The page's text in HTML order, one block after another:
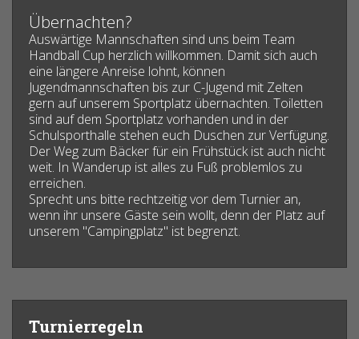
Übernachten?
Auswärtige Mannschaften sind uns beim Team
Handball Cup herzlich willkommen. Damit sich auch
eine längere Anreise lohnt, können
Jugendmannschaften bis zur C-Jugend mit Zelten
gern auf unserem Sportplatz übernachten. Toiletten
sind auf dem Sportplatz vorhanden und in der
Schulsporthalle stehen euch Duschen zur Verfügung.
Der Weg zum Bäcker für ein Frühstück ist auch nicht
weit. In Wanderup ist alles zu Fuß problemlos zu
erreichen.
Sprecht uns bitte rechtzeitig vor dem Turnier an,
wenn ihr unsere Gäste sein wollt, denn der Platz auf
unserem "Campingplatz" ist begrenzt.
Turnierregeln